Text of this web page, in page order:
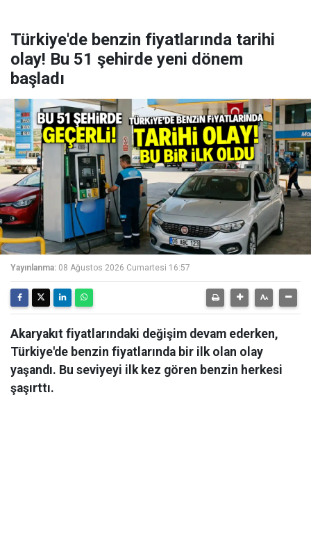
Türkiye'de benzin fiyatlarında tarihi
olay! Bu 51 şehirde yeni dönem
başladı
Yayınlanma: 08 Ağustos 2026 Cumartesi 16:57
Akaryakıt fiyatlarındaki değişim devam ederken,
Türkiye'de benzin fiyatlarında bir ilk olan olay
yaşandı. Bu seviyeyi ilk kez gören benzin herkesi
şaşırttı.